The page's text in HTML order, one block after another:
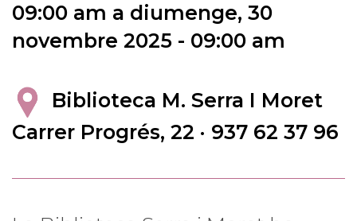
09:00 am a diumenge, 30
novembre 2025 - 09:00 am
Biblioteca M. Serra I Moret
Carrer Progrés, 22 · 937 62 37 96